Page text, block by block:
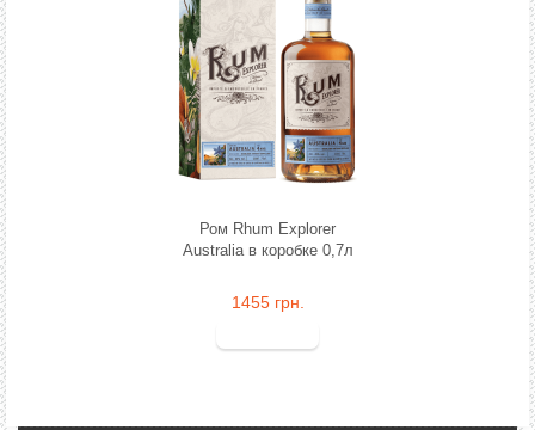
Ром Rhum Explorer
Australia в коробке 0,7л
1455 грн.